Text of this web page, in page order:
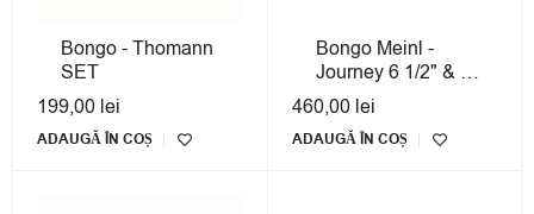
Bongo - Thomann
SET
199,00 lei
ADAUGĂ ÎN COȘ
Bongo Meinl -
Journey 6 1/2" & 7
1/2"
460,00 lei
ADAUGĂ ÎN COȘ